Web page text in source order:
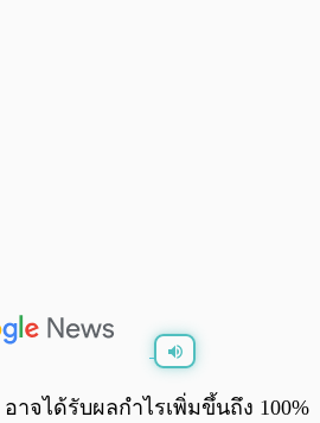
0:00/0:00
อาจได้รับผลกำไรเพิ่มขึ้นถึง 100%